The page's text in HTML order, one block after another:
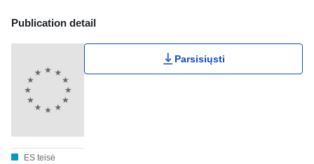
Publication Detail Actions Portlet
Publication detail
ES teisė
Parsisiųsti